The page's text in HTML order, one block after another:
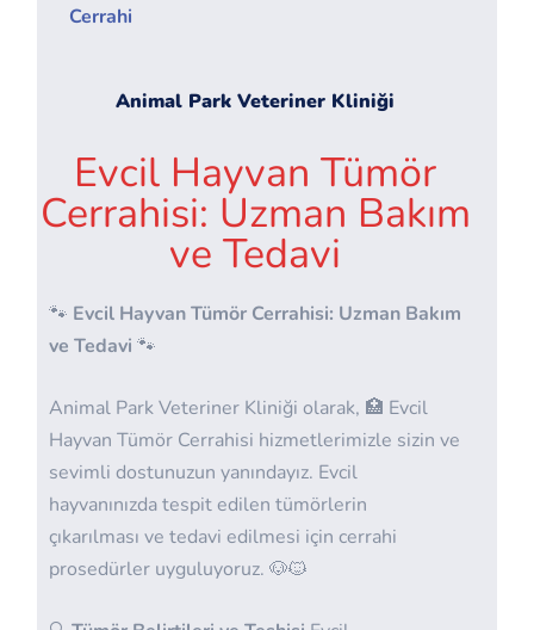
Cerrahi
Animal Park Veteriner Kliniği
Evcil Hayvan Tümör
Cerrahisi: Uzman Bakım
ve Tedavi
🐾 Evcil Hayvan Tümör Cerrahisi: Uzman Bakım
ve Tedavi 🐾
Animal Park Veteriner Kliniği olarak, 🏥 Evcil
Hayvan Tümör Cerrahisi hizmetlerimizle sizin ve
sevimli dostunuzun yanındayız. Evcil
hayvanınızda tespit edilen tümörlerin
çıkarılması ve tedavi edilmesi için cerrahi
prosedürler uyguluyoruz. 🐶🐱